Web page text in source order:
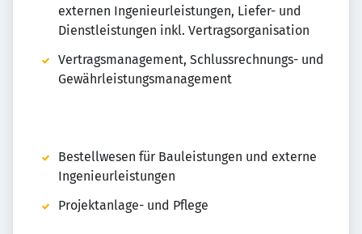
externen Ingenieurleistungen, Liefer- und
Dienstleistungen inkl. Vertragsorganisation
Vertragsmanagement, Schlussrechnungs- und
Gewährleistungsmanagement
Bestellwesen für Bauleistungen und externe
Ingenieurleistungen
Projektanlage- und Pflege